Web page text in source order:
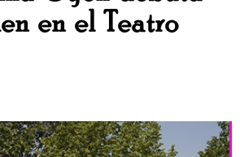
en el Teatro